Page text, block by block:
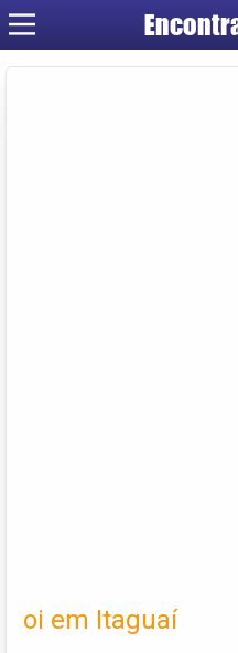
oi em Itaguaí